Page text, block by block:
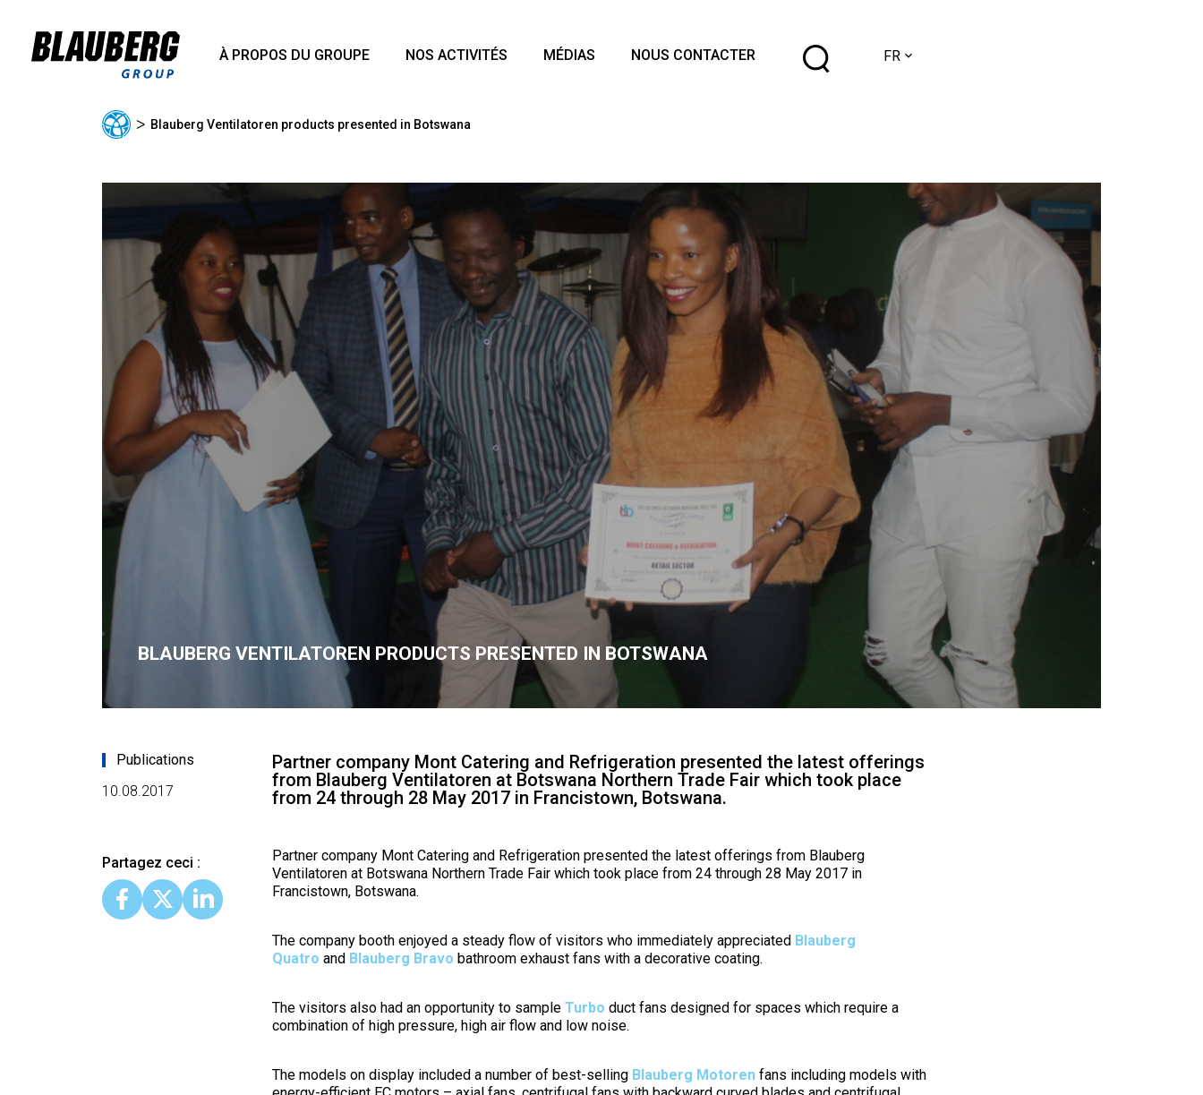
À PROPOS DU GROUPE NOS ACTIVITÉS MÉDIAS NOUS CONTACTER FR
ᐳ Blauberg Ventilatoren products presented in Botswana
BLAUBERG VENTILATOREN PRODUCTS PRESENTED IN BOTSWANA
Publications
10.08.2017
Partagez ceci :
Partner company Mont Catering and Refrigeration presented the latest offerings
from Blauberg Ventilatoren at Botswana Northern Trade Fair which took place
from 24 through 28 May 2017 in Francistown, Botswana.
Partner company Mont Catering and Refrigeration presented the latest offerings from Blauberg
Ventilatoren at Botswana Northern Trade Fair which took place from 24 through 28 May 2017 in
Francistown, Botswana.
The company booth enjoyed a steady flow of visitors who immediately appreciated Blauberg
Quatro and Blauberg Bravo bathroom exhaust fans with a decorative coating.
The visitors also had an opportunity to sample Turbo duct fans designed for spaces which require a
combination of high pressure, high air flow and low noise.
The models on display included a number of best-selling Blauberg Motoren fans including models with